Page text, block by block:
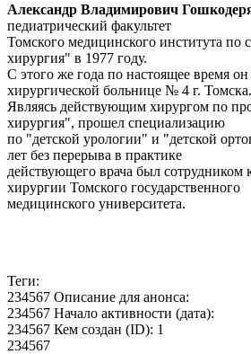
Александр Владимирович
педиатрический факультет
Томcкого медицинского института по
хирургия" в 1977 году.
С этого же года по настоящее время он
хирургической больнице № 4 г. Томска.
Являясь действующим хирургом по
хирургия", прошел специализацию
по "детской урологии" и "детской
лет без перерыва в практике
действующего врача был сотрудником
хирургии Томского государственного
медицинского университета.
Теги:
234567 Описание для анонса:
234567 Начало активности (дата):
234567 Кем создан (ID): 1
234567